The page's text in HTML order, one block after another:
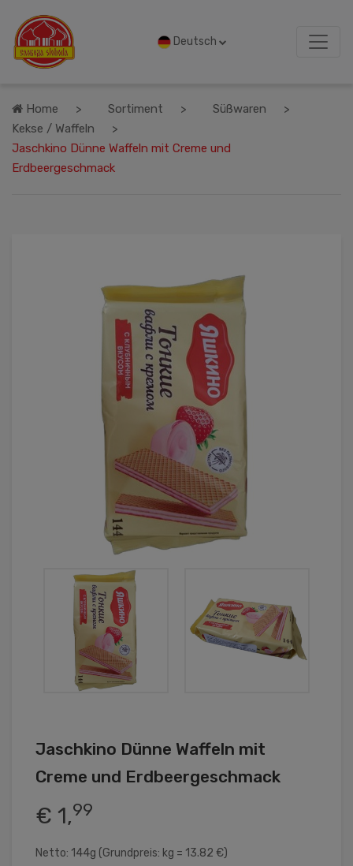
Deutsch
Home Sortiment
Süßwaren
Kekse / Waffeln
Jaschkino Dünne Waffeln mit Creme und
Erdbeergeschmack
Jaschkino Dünne Waffeln mit
Creme und Erdbeergeschmack
€ 1,99
Netto: 144g (Grundpreis: kg = 13.82 €)